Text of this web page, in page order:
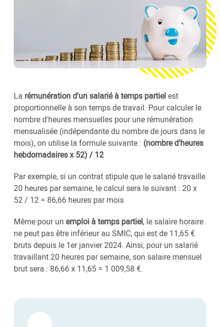
La rémunération d'un salarié à temps partielest
proportionnelle à son temps de travail. Pour calculer le
nombre d'heures mensuelles pour une rémunération
mensualisée (indépendante du nombre de jours dans le
mois), on utilise la formule suivante : (nombre d'heures
hebdomadaires x 52) / 12
Par exemple, si un contrat stipule que le salarié travaille
20 heures par semaine, le calcul sera le suivant : 20 x
52 / 12 = 86,66 heures par mois
Même pour un emploi à temps partiel, le salaire horaire
ne peut pas être inférieur au SMIC, qui est de 11,65 €
bruts depuis le 1er janvier 2024. Ainsi, pour un salarié
travaillant 20 heures par semaine, son salaire mensuel
brut sera : 86,66 x 11,65 = 1 009,58 €.